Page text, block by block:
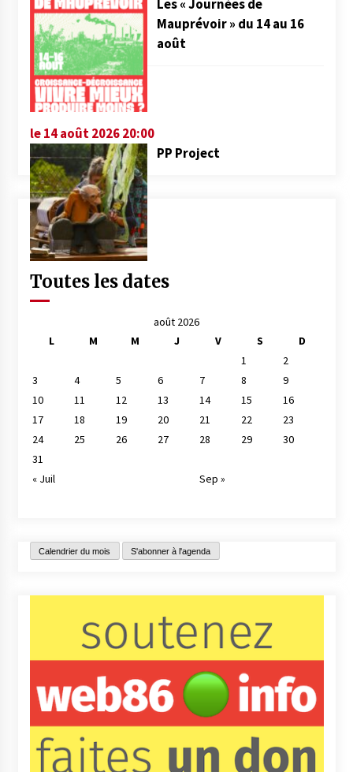
Les « Journées de
Mauprévoir » du 14 au 16
août
le 14 août 2026 20:00
PP Project
Toutes les dates
août 2026
L
M M J V S
D
1
2
3
4 5 6 7 8
9
10
11 12 13 14 15
16
17
18 19 20 21 22
23
24
25 26 27 28 29
30
31
« Juil
Sep »
Calendrier du mois S'abonner à l'agenda